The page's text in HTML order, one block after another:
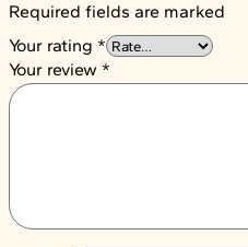
Required fields are marked
Your rating *
Your review *